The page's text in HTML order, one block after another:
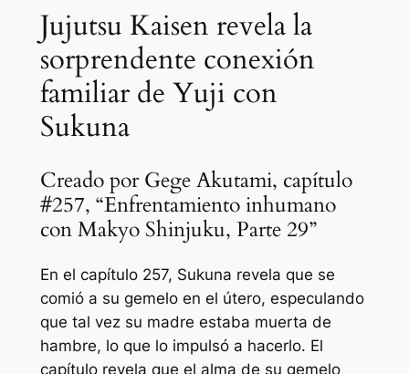
Jujutsu Kaisen revela la
sorprendente conexión
familiar de Yuji con
Sukuna
Creado por Gege Akutami, capítulo
#257, “Enfrentamiento inhumano
con Makyo Shinjuku, Parte 29”
En el capítulo 257, Sukuna revela que se
comió a su gemelo en el útero, especulando
que tal vez su madre estaba muerta de
hambre, lo que lo impulsó a hacerlo. El
capítulo revela que el alma de su gemelo